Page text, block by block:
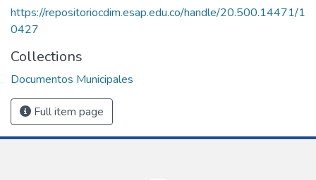
https://repositoriocdim.esap.edu.co/handle/20.500.14471/1
0427
Collections
Documentos Municipales
Full item page